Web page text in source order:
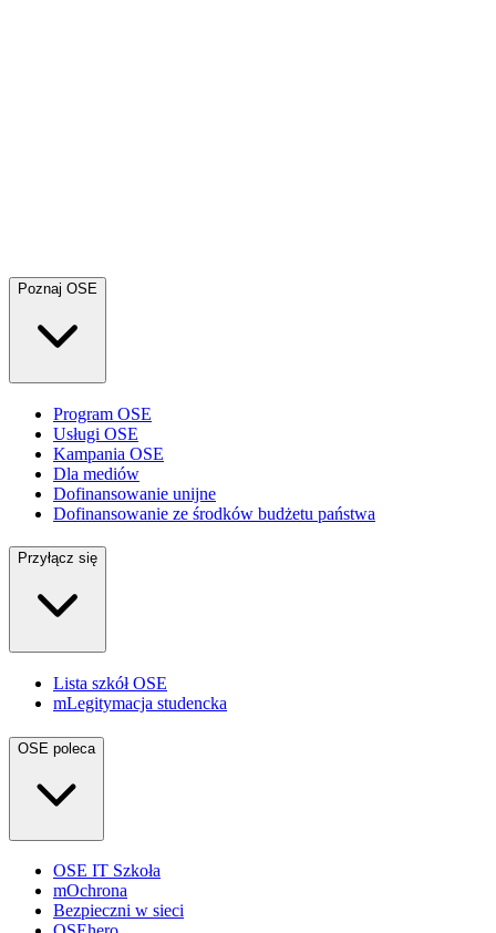
Poznaj OSE
Program OSE
Usługi OSE
Kampania OSE
Dla mediów
Dofinansowanie unijne
Dofinansowanie ze środków budżetu państwa
Przyłącz się
Lista szkół OSE
mLegitymacja studencka
OSE poleca
OSE IT Szkoła
mOchrona
Bezpieczni w sieci